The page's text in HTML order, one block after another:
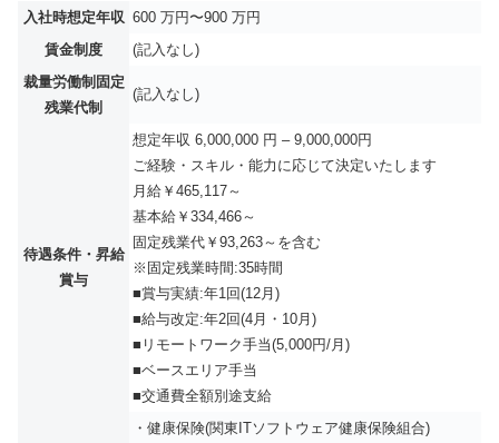
入社時想定年収 600 万円〜900 万円
賃金制度
(記入なし)
裁量労働制固定
残業代制
(記入なし)
待遇条件・昇給
賞与
想定年収 6,000,000 円 – 9,000,000円
ご経験・スキル・能力に応じて決定いたします
月給￥465,117～
基本給￥334,466～
固定残業代￥93,263～を含む
※固定残業時間:35時間
■賞与実績:年1回(12月)
■給与改定:年2回(4月・10月)
■リモートワーク手当(5,000円/月)
■ベースエリア手当
■交通費全額別途支給
・健康保険(関東ITソフトウェア健康保険組合)